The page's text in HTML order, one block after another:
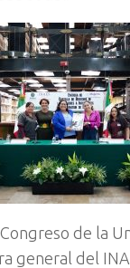
de la
general del